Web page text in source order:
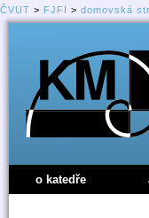
ČVUT > FJFI > domovská
o katedře